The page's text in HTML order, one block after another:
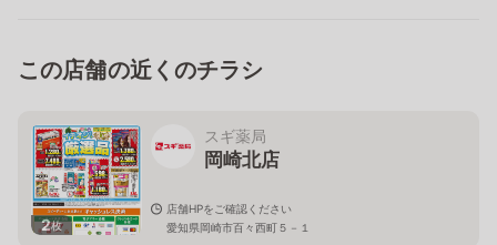
この店舗の近くのチラシ
2枚
スギ薬局
岡崎北店
店舗HPをご確認ください
愛知県岡崎市百々西町５－１